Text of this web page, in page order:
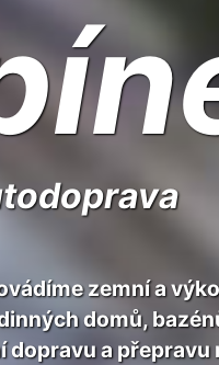
zemní a
domů,
a přepravu